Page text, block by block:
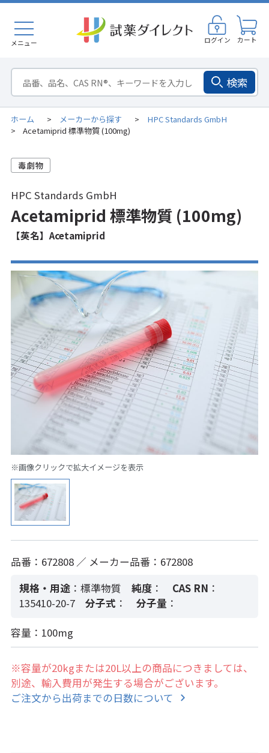
メニュー ログイン カート
検索
ホーム > メーカーから探す > HPC Standards GmbH
> Acetamiprid 標準物質 (100mg)
HPC Standards GmbH
Acetamiprid 標準物質 (100mg)
【英名】Acetamiprid
※画像クリックで拡大イメージを表示
品番：672808 ／ メーカー品番：672808
規格・用途 ：標準物質 純度： CAS RN ：
135410-20-7
分子式 ： 分子量 ：
容量：100mg
※容量が20kgまたは20L以上の商品につきましては、
別途、輸入費用が発生する場合がございます。
ご注文から出荷までの日数について